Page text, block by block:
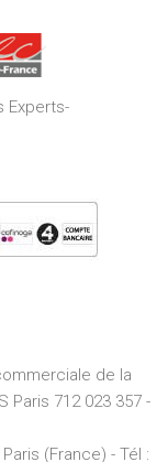
Experts-
de la
Paris 712 023 357 -
(France) - Tél :